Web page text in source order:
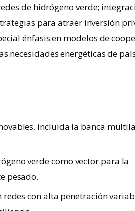
de hidrógeno verde;
para atraer inversión
énfasis en modelos de
necesidades energéticas de
incluida la banca
verde como vector para la
pesado.
redes con alta penetración